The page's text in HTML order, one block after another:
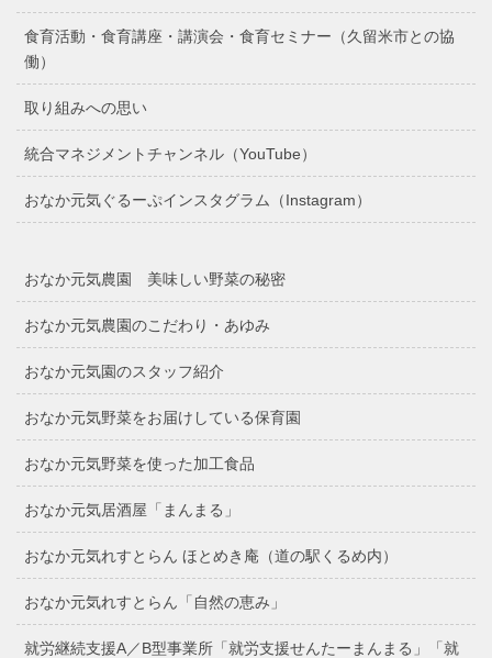
食育活動・食育講座・講演会・食育セミナー（久留米市との協
働）
取り組みへの思い
統合マネジメントチャンネル（YouTube）
おなか元気ぐるーぷインスタグラム（Instagram）
おなか元気農園 美味しい野菜の秘密
おなか元気農園のこだわり・あゆみ
おなか元気園のスタッフ紹介
おなか元気野菜をお届けしている保育園
おなか元気野菜を使った加工食品
おなか元気居酒屋「まんまる」
おなか元気れすとらん ほとめき庵（道の駅くるめ内）
おなか元気れすとらん「自然の恵み」
就労継続支援A／B型事業所「就労支援せんたーまんまる」「就